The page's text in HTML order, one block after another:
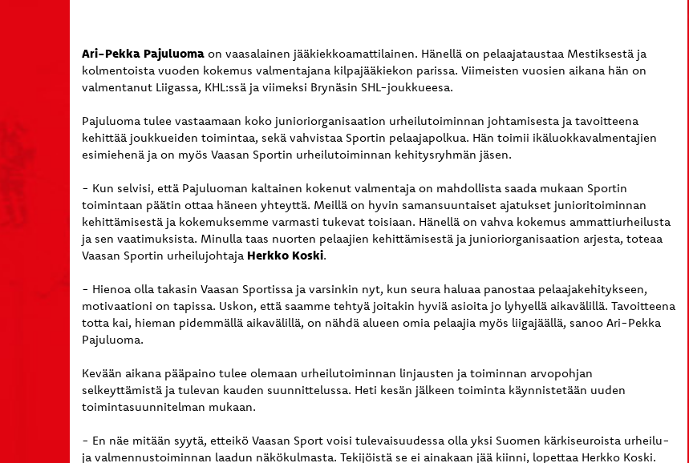
Ari-Pekka Pajuluoma on vaasalainen jääkiekkoamattilainen. Hänellä on pelaajataustaa Mestiksestä ja
kolmentoista vuoden kokemus valmentajana kilpajääkiekon parissa. Viimeisten vuosien aikana hän on
valmentanut Liigassa, KHL:ssä ja viimeksi Brynäsin SHL-joukkueesa.
Pajuluoma tulee vastaamaan koko junioriorganisaation urheilutoiminnan johtamisesta ja tavoitteena
kehittää joukkueiden toimintaa, sekä vahvistaa Sportin pelaajapolkua. Hän toimii ikäluokkavalmentajien
esimiehenä ja on myös Vaasan Sportin urheilutoiminnan kehitysryhmän jäsen.
- Kun selvisi, että Pajuluoman kaltainen kokenut valmentaja on mahdollista saada mukaan Sportin
toimintaan päätin ottaa häneen yhteyttä. Meillä on hyvin samansuuntaiset ajatukset junioritoiminnan
kehittämisestä ja kokemuksemme varmasti tukevat toisiaan. Hänellä on vahva kokemus ammattiurheilusta
ja sen vaatimuksista. Minulla taas nuorten pelaajien kehittämisestä ja junioriorganisaation arjesta, toteaa
Vaasan Sportin urheilujohtaja Herkko Koski.
- Hienoa olla takasin Vaasan Sportissa ja varsinkin nyt, kun seura haluaa panostaa pelaajakehitykseen,
motivaationi on tapissa. Uskon, että saamme tehtyä joitakin hyviä asioita jo lyhyellä aikavälillä. Tavoitteena
totta kai, hieman pidemmällä aikavälillä, on nähdä alueen omia pelaajia myös liigajäällä, sanoo Ari-Pekka
Pajuluoma.
Kevään aikana pääpaino tulee olemaan urheilutoiminnan linjausten ja toiminnan arvopohjan
selkeyttämistä ja tulevan kauden suunnittelussa. Heti kesän jälkeen toiminta käynnistetään uuden
toimintasuunnitelman mukaan.
- En näe mitään syytä, etteikö Vaasan Sport voisi tulevaisuudessa olla yksi Suomen kärkiseuroista urheilu-
ja valmennustoiminnan laadun näkökulmasta. Tekijöistä se ei ainakaan jää kiinni, lopettaa Herkko Koski.